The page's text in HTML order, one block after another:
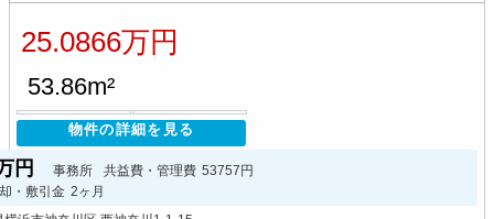
25.0866万円
53.86m²
物件の詳細を見る
円 事務所 共益費・管理費 53757円
・敷引金 2ヶ月